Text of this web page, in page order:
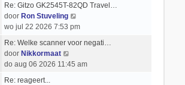
c
h
t
t
e
i
l
a
a
s
t
e
b
i
l
a
Re: Gitzo GK2545T-82QD Travel…
door Ron Stuveling
e
i
k
wo jul 22 2026 7:53 pm
Re: Welke scanner voor negati…
door Nikkormaat
e
do aug 06 2026 11:45 am
Re: reageert...